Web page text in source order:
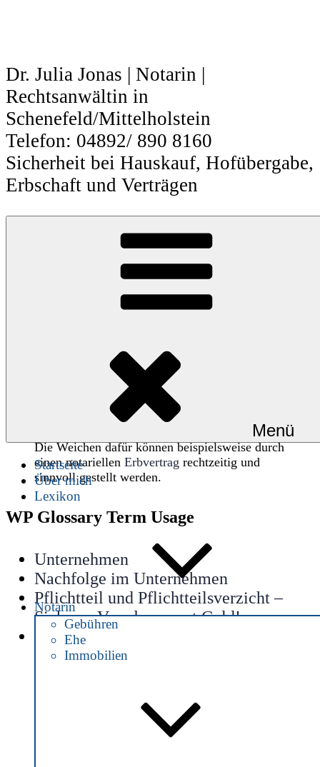
Dr. Julia Jonas | Notarin |
Rechtsanwältin in
Schenefeld/Mittelholstein
Telefon: 04892/ 890 8160
Sicherheit bei Hauskauf, Hofübergabe,
Erbschaft und Verträgen
Menü
Startseite
Über mich
Lexikon
Notarin
Gebühren
Ehe
Immobilien
Unternehmens-Nachfolge
Unternehmens-Nachfolge – sicher
einen reibungslosen Übergang eine
vorausschauende Planung und eine
rechtssichere Beratung.
Dabei sind die erbrechtlichen,
familienrechtlichen und gesellschaftsrechtlichen
Beziehungen untereinander zu berücksichtigen.
Die Weichen dafür können beispielsweise durch
einen notariellen Erbvertrag rechtzeitig und
sinnvoll gestellt werden.
WP Glossary Term Usage
Unternehmen
Nachfolge im Unternehmen
Pflichtteil und Pflichtteilsverzicht –
Sicheres Vererben spart Geld!
Vorsorge durch Testament oder
Erbvertrag – statt Erbschafts-Streit in